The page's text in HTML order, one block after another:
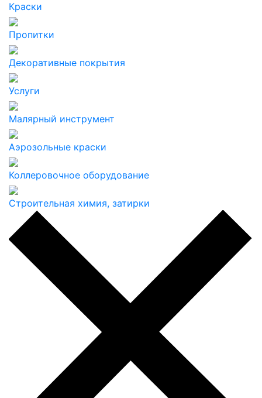
Краски
Пропитки
Декоративные покрытия
Услуги
Малярный инструмент
Аэрозольные краски
Коллеровочное оборудование
Строительная химия, затирки